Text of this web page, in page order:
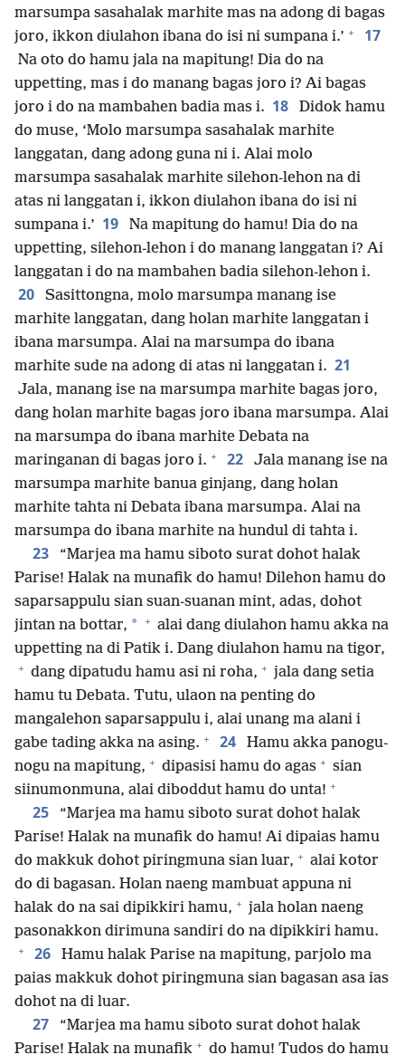
marsumpa sasahalak marhite mas na adong di bagas
joro, ikkon diulahon ibana do isi ni sumpana i.’ + 17
Na oto do hamu jala na mapitung! Dia do na
uppetting, mas i do manang bagas joro i? Ai bagas
joro i do na mambahen badia mas i. 18
Didok hamu
do muse, ‘Molo marsumpa sasahalak marhite
langgatan, dang adong guna ni i. Alai molo
marsumpa sasahalak marhite silehon-lehon na di
atas ni langgatan i, ikkon diulahon ibana do isi ni
sumpana i.’ 19
Na mapitung do hamu! Dia do na
uppetting, silehon-lehon i do manang langgatan i? Ai
langgatan i do na mambahen badia silehon-lehon i.
20
Sasittongna, molo marsumpa manang ise
marhite langgatan, dang holan marhite langgatan i
ibana marsumpa. Alai na marsumpa do ibana
marhite sude na adong di atas ni langgatan i. 21
Jala, manang ise na marsumpa marhite bagas joro,
dang holan marhite bagas joro ibana marsumpa. Alai
na marsumpa do ibana marhite Debata na
maringanan di bagas joro i. + 22
Jala manang ise na
marsumpa marhite banua ginjang, dang holan
marhite tahta ni Debata ibana marsumpa. Alai na
marsumpa do ibana marhite na hundul di tahta i.
23
“Marjea ma hamu siboto surat dohot halak
Parise! Halak na munafik do hamu! Dilehon hamu do
saparsappulu sian suan-suanan mint, adas, dohot
jintan na bottar, * + alai dang diulahon hamu akka na
uppet⁠ting na di Patik i. Dang diulahon hamu na tigor,
+ dang dipatudu hamu asi ni roha, + jala dang setia
hamu tu Debata. Tutu, ulaon na penting do
mangalehon saparsappulu i, alai unang ma alani i
gabe tading akka na asing. + 24
Hamu akka panogu-
nogu na mapitung, + dipasisi hamu do agas + sian
siinumonmuna, alai diboddut hamu do unta! +
25
“Marjea ma hamu siboto surat dohot halak
Parise! Halak na munafik do hamu! Ai dipaias hamu
do makkuk dohot piringmuna sian luar, + alai kotor
do di bagasan. Holan naeng mambuat appuna ni
halak do na sai dipikkiri hamu, + jala holan naeng
pasonakkon dirimuna sandiri do na dipikkiri hamu.
+ 26
Hamu halak Parise na mapitung, parjolo ma
paias makkuk dohot piringmuna sian bagasan asa ias
dohot na di luar.
27
“Marjea ma hamu siboto surat dohot halak
Parise! Halak na munafik + do hamu! Tudos do hamu